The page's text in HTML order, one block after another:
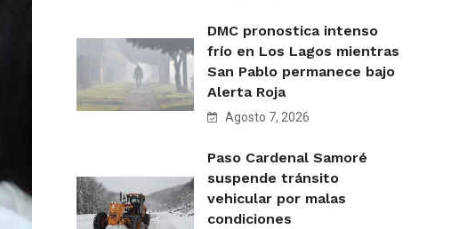
DMC pronostica intenso
frío en Los Lagos mientras
San Pablo permanece bajo
Alerta Roja
Agosto 7, 2026
Paso Cardenal Samoré
suspende tránsito
vehicular por malas
condiciones